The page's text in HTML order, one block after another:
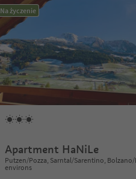
Na życzenie
Apartment HaNiLe
Putzen/Pozza, Sarntal/Sarentino,
environs